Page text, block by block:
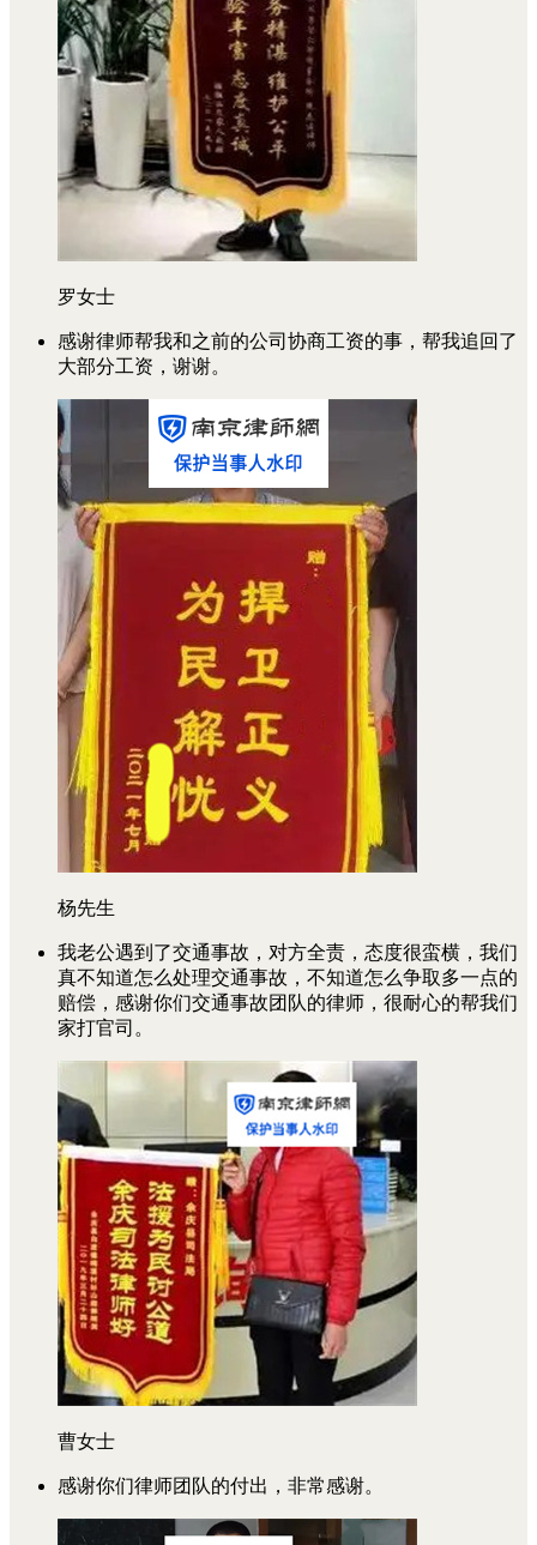
罗女士
感谢律师帮我和之前的公司协商工资的事，帮我追回了
大部分工资，谢谢。
杨先生
我老公遇到了交通事故，对方全责，态度很蛮横，我们
真不知道怎么处理交通事故，不知道怎么争取多一点的
赔偿，感谢你们交通事故团队的律师，很耐心的帮我们
家打官司。
曹女士
感谢你们律师团队的付出，非常感谢。